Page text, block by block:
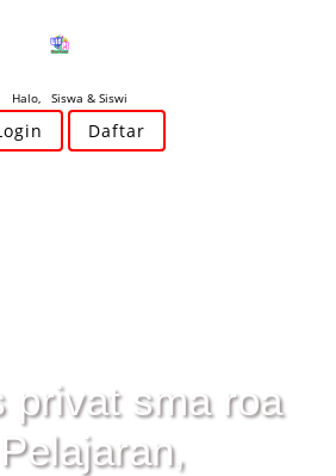
Halo, Siswa & Siswi
Daftar
privat sma roa